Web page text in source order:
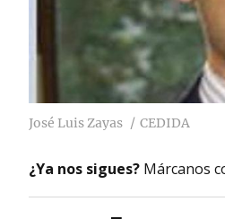
José Luis Zayas CEDIDA
¿Ya nos sigues? Márcanos